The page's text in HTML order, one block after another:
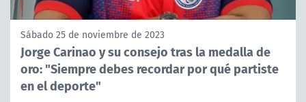
Sábado 25 de noviembre de 2023
Jorge Carinao y su consejo tras la medalla de
oro: "Siempre debes recordar por qué partiste
en el deporte"